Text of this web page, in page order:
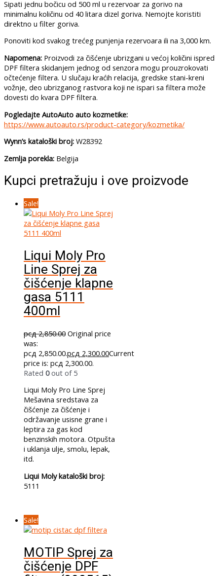
Sipati jednu bočicu od 500 ml u rezervoar za gorivo na
minimalnu količinu od 40 litara dizel goriva. Nemojte koristiti
direktno u filter goriva.
Ponoviti kod svakog trećeg punjenja rezervoara ili na 3,000 km.
Napomena: Proizvodi za čišćenje ubrizgani u većoj količini ispred
DPF filtera skidanjem jednog od senzora mogu prouzrokovati
očtećenje filtera. U slučaju kraćih relacija, gredske stani-kreni
vožnje, deo ubrizganog rastvora koji ne ispari sa filtera može
dovesti do kvara DPF filtera.
Pogledajte AutoAuto auto kozmetike:
https://www.autoauto.rs/product-category/kozmetika/
Wynn’s kataloški broj: W28392
Zemlja porekla: Belgija
Kupci pretražuju i ove proizvode
Sale!
Liqui Moly Pro
Line Sprej za
čišćenje klapne
gasa 5111
400ml
рсд2,850.00 Original price
was:
рсд 2,850.00.рсд 2,300.00Current
price is: рсд 2,300.00.
Rated 0out of 5
Liqui Moly Pro Line Sprej
Mešavina sredstava za
čišćenje za čišćenje i
održavanje usisne grane i
leptira za gas kod
benzinskih motora. Otpušta
i uklanja ulje, smolu, lepak,
itd.
Liqui Moly kataloški broj:
5111
Sale!
MOTIP Sprej za
čišćenje DPF